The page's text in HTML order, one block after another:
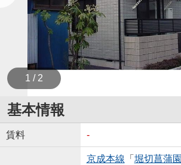
1 / 2
基本情報
賃料 -
京成本線 「 堀切菖蒲園